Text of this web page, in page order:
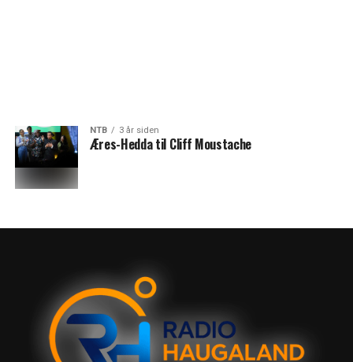
NTB 3 år siden
Æres-Hedda til Cliff Moustache